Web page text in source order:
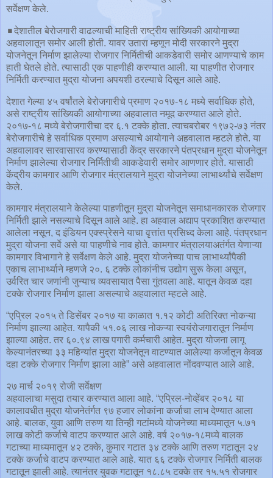
सर्वेक्षण केले.
◾️देशातील बेरोजगारी वाढल्याची माहिती राष्ट्रीय सांख्यिकी आयोगाच्या
अहवालातून समोर आली होती. यावर उतारा म्हणून मोदी सरकारने मुद्रा
योजनेतून निर्माण झालेल्या रोजगार निर्मितीची आकडेवारी समोर आणण्याचे काम
हाती घेतले होते. त्यासाठी एक पाहणीही करण्यात आली. या पाहणीत रोजगार
निर्मिती करण्यात मुद्रा योजना अपयशी ठरल्याचे दिसून आले आहे.
देशात गेल्या ४५ वर्षांतले बेरोजगारीचे प्रमाण २०१७-१८ मध्ये सर्वाधिक होते,
असे राष्ट्रीय सांख्यिकी आयोगाच्या अहवालात नमूद करण्यात आले होते.
२०१७-१८ मध्ये बेरोजगारीचा दर ६.१ टक्के होता. त्याचबरोबर १९७२-७३ नंतर
बेरोजगारीचे हे सर्वाधिक प्रमाण असल्याचे आयोगाने अहवालात म्हटले होते. या
अहवालावर सारवासारव करण्यासाठी केंद्र सरकारने पंतप्रधान मुद्रा योजनेतून
निर्माण झालेल्या रोजगार निर्मितीची आकडेवारी समोर आणणार होते. यासाठी
केंद्रीय कामगार आणि रोजगार मंत्रालयाने मुद्रा योजनेच्या लाभार्थ्यांचे सर्वेक्षण
केले.
कामगार मंत्रालयाने केलेल्या पाहणीतून मुद्रा योजनेतून समाधानकारक रोजगार
निर्मिती झाले नसल्याचे दिसून आले आहे. हा अहवाल अद्याप प्रकाशित करण्यात
आलेला नसून, द इंडियन एक्स्प्रेसने याचा वृत्तांत प्रसिध्द केला आहे. पंतप्रधान
मुद्रा योजना सर्वे असे या पाहणीचे नाव होते. कामगार मंत्रालयाअतंर्गत येणाऱ्या
कामगार विभागाने हे सर्वेक्षण केले आहे. मुद्रा योजनेच्या पाच लाभार्थ्यांपैकी
एकाच लाभार्थ्याने म्हणजे २०. ६ टक्के लोकांनीच उद्योग सुरू केला असून,
उर्वरित चार जणांनी जुन्याच व्यवसायात पैसा गुंतवला आहे. यातून केवळ दहा
टक्के रोजगार निर्माण झाला असल्याचे अहवालात म्हटले आहे.
“एप्रिल २०१५ ते डिसेंबर २०१७ या काळात १.१२ कोटी अतिरिक्त नोकऱ्या
निर्माण झाल्या आहेत. यापैकी ५१.०६ लाख नोकऱ्या स्वयंरोजगारातून निर्माण
झाल्या आहेत. तर ६०.९४ लाख पगारी कर्मचारी आहेत. मुद्रा योजना लागू
केल्यानंतरच्या ३३ महिन्यांत मुद्रा योजनेतून वाटण्यात आलेल्या कर्जातून केवळ
दहा टक्के रोजगार निर्माण झाला आहे” असे अहवालात नोंदवण्यात आले आहे.
२७ मार्च २०१९ रोजी सर्वेक्षण
अहवालाचा मसुदा तयार करण्यात आला आहे. “एप्रिल-नोव्हेंबर २०१८ या
कालावधीत मुद्रा योजनेतंर्गत ९७ हजार लोकांना कर्जाचा लाभ देण्यात आला
आहे. बालक, युवा आणि तरुण या तिन्ही गटांमध्ये योजनेच्या माध्यमातून ५.७१
लाख कोटी कर्जाचे वाटप करण्यात आले आहे. वर्ष २०१७-१८मध्ये बालक
गटाच्या माध्यमातून ४२ टक्के, कुमार गटात ३४ टक्के आणि तरुण गटातून २४
टक्के कर्जाचे वाटप करण्यात आले आहे. यात ६६ टक्के रोजगार निर्मिती बालक
गटातून झाली आहे. त्यानंतर युवक गटातून १८.८५ टक्के तर १५.५१ रोजगार